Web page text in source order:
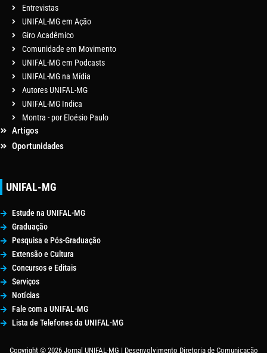
Entrevistas
UNIFAL-MG em Ação
Giro Acadêmico
Comunidade em Movimento
UNIFAL-MG em Podcasts
UNIFAL-MG na Mídia
Autores UNIFAL-MG
UNIFAL-MG Indica
Montra - por Eloésio Paulo
Artigos
Oportunidades
UNIFAL-MG
Estude na UNIFAL-MG
Graduação
Pesquisa e Pós-Graduação
Extensão e Cultura
Concursos e Editais
Serviços
Notícias
Fale com a UNIFAL-MG
Lista de Telefones da UNIFAL-MG
Copyright © 2026 Jornal UNIFAL-MG | Desenvolvimento Diretoria de Comunicação